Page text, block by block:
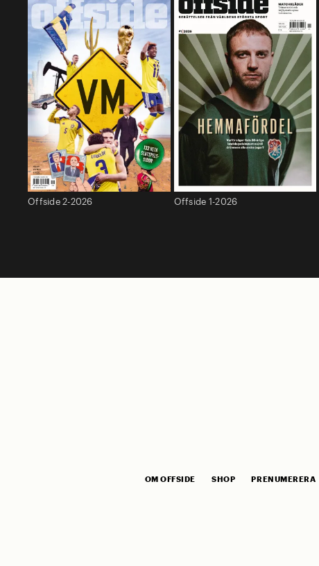
Offside 2-2026 Offside 1-2026
OM OFFSIDE SHOP PRENUMERERA